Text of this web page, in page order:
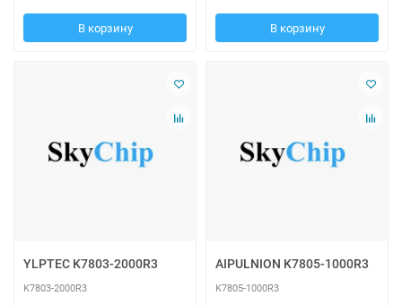
В корзину В корзину
YLPTEC K7803-2000R3
K7803-2000R3
AIPULNION K7805-1000R3
K7805-1000R3